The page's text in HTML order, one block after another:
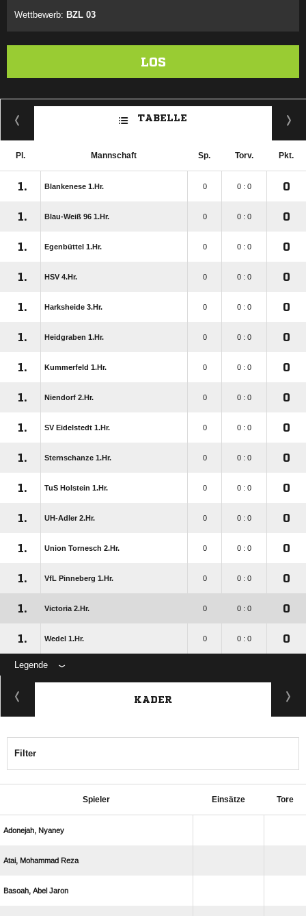
Wettbewerb: BZL 03
LOS
TABELLE
Pl. Mannschaft Sp. Torv. Pkt.
1. Blankenese 1.Hr. 0 0 : 0 0
1. Blau-Weiß 96 1.Hr. 0 0 : 0 0
1. Egenbüttel 1.Hr. 0 0 : 0 0
1. HSV 4.Hr. 0 0 : 0 0
1. Harksheide 3.Hr. 0 0 : 0 0
1. Heidgraben 1.Hr. 0 0 : 0 0
1. Kummerfeld 1.Hr. 0 0 : 0 0
1. Niendorf 2.Hr. 0 0 : 0 0
1. SV Eidelstedt 1.Hr. 0 0 : 0 0
1. Sternschanze 1.Hr. 0 0 : 0 0
1. TuS Holstein 1.Hr. 0 0 : 0 0
1. UH-Adler 2.Hr. 0 0 : 0 0
1. Union Tornesch 2.Hr. 0 0 : 0 0
1. VfL Pinneberg 1.Hr. 0 0 : 0 0
1. Victoria 2.Hr. 0 0 : 0 0
1. Wedel 1.Hr. 0 0 : 0 0
Legende
KADER
Filter
Spieler Einsätze Tore
 
  
  